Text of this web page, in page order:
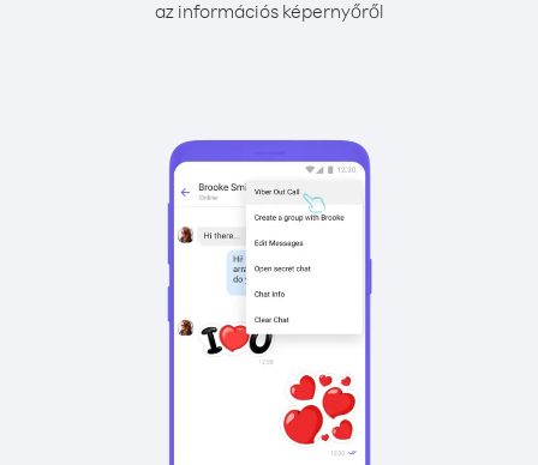
az információs képernyőről